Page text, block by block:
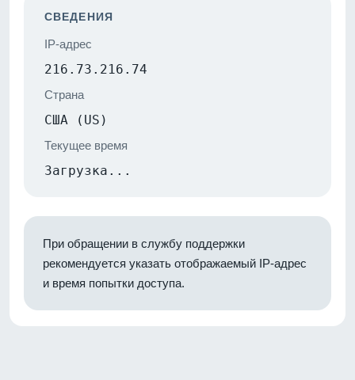
СВЕДЕНИЯ
IP-адрес
216.73.216.74
Страна
США (US)
Текущее время
Загрузка...
При обращении в службу поддержки
рекомендуется указать отображаемый IP-адрес
и время попытки доступа.